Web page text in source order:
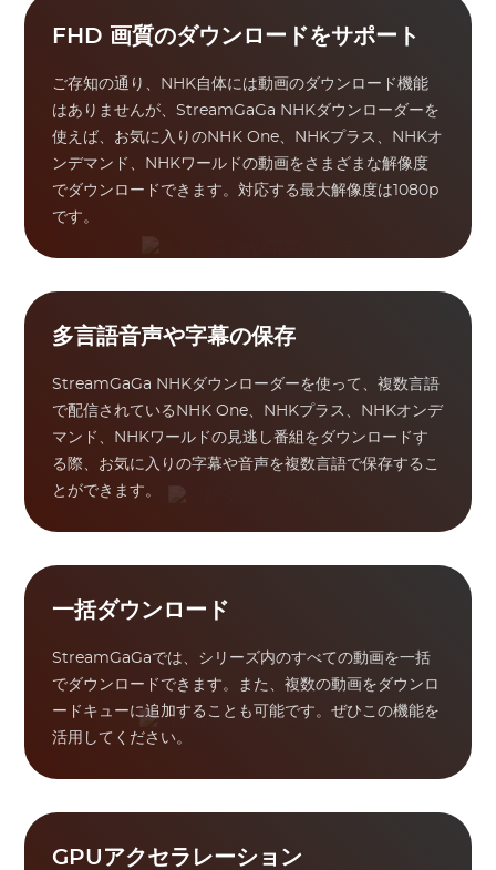
FHD 画質のダウンロードをサポート
ご存知の通り、NHK自体には動画のダウンロード機能
はありませんが、StreamGaGa NHKダウンローダーを
使えば、お気に入りのNHK One、NHKプラス、NHKオ
ンデマンド、NHKワールドの動画をさまざまな解像度
でダウンロードできます。対応する最大解像度は1080p
です。
多言語音声や字幕の保存
StreamGaGa NHKダウンローダーを使って、複数言語
で配信されているNHK One、NHKプラス、NHKオンデ
マンド、NHKワールドの見逃し番組をダウンロードす
る際、お気に入りの字幕や音声を複数言語で保存するこ
とができます。
一括ダウンロード
StreamGaGaでは、シリーズ内のすべての動画を一括
でダウンロードできます。また、複数の動画をダウンロ
ードキューに追加することも可能です。ぜひこの機能を
活用してください。
GPUアクセラレーション